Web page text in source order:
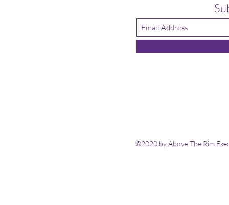
©2020 by Above The Rim